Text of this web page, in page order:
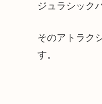
ジュラシック
そのアトラク
す。